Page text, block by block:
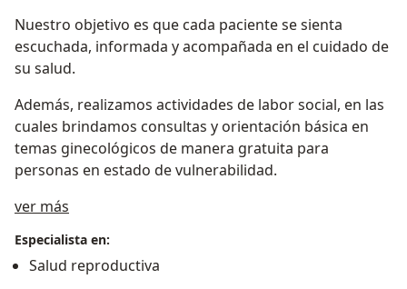
Nuestro objetivo es que cada paciente se sienta
escuchada, informada y acompañada en el cuidado de
su salud.
Además, realizamos actividades de labor social, en las
cuales brindamos consultas y orientación básica en
temas ginecológicos de manera gratuita para
personas en estado de vulnerabilidad.
ver más
Especialista en:
Salud reproductiva